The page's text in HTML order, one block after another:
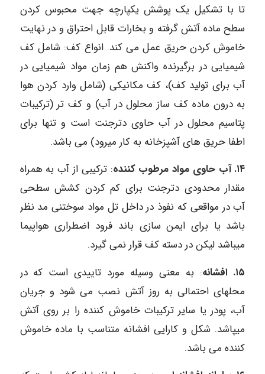
تا با تشکیل یک پوشش یکپارچه جهت محبوس کردن
سطح ماده آتش گرفته و بخارات قابل احتراق و در نهایت
خاموش کردن حریق عمل می کند. انواع کف: شامل کف
شیمیایی در برگیرنده واکنش هم زمان مواد شیمیایی در
آب برای تولید کف)، کف مکانیکی (شامل وارد کردن هوا
به درون ماده کف ساز محلول در آب) و کف تر (ترکیبات
پتاسیم محلول در آب حاوی دترجنت است و تنها برای
اطفا حریق های آشپزخانه به کار میرود) می باشد.
۱۴. آب حاوی مواد مرطوب کننده
: ترکیبی از آب به همراه
مقدار محدودی دترجنت برای کم کردن کشش سطحی
آب در مواقعی که نفوذ در داخل تل مواد سوختنی مد نظر
باشد یا برای ایمن سازی باند فرود اضطراری هواپیما
میباشد لیکن در دسته کف قرار نمی گیرد.
۱۵. افشانه
: به معنی وسیله مورد تاییدی است که در
محلهای احتمالی به روز آتش نصب می شود و جریان
آب، پودر یا سایر ترکیبات خاموش کننده را بر روی آتش
میپاشد. شکل و کارایی افشانه متناسب با ماده خاموش
کننده می باشد.